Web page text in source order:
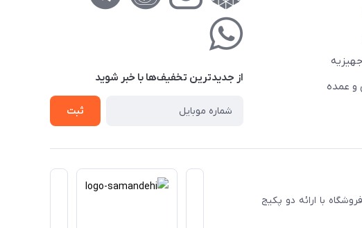
و عمده
از جدید‌ترین تخفیف‌ها با‌ خبر شوید
ثبت
این فروشگاه با ارائه دو پکیج